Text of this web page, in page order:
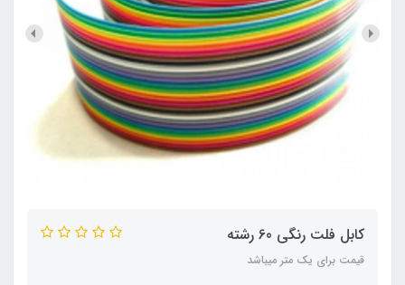
کابل فلت رنگی 60 رشته
قیمت برای یک متر میباشد